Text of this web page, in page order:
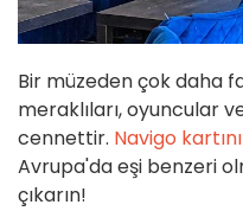
Bir müzeden çok daha
meraklıları, oyuncular
cennettir. Navigo
Avrupa'da eşi benzeri
çıkarın!